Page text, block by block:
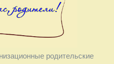
родительские